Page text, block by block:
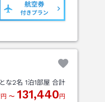
航空券
付きプラン
な2名 1泊1部屋 合計
円 〜 131,440 円